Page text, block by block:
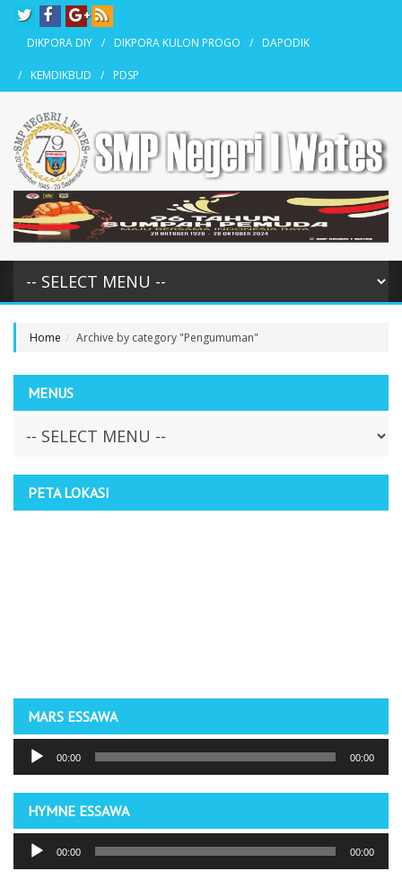
DIKPORA DIY DIKPORA KULON PROGO DAPODIK
KEMDIKBUD PDSP
Home Archive by category "Pengumuman"
MENUS
PETA LOKASI
MARS ESSAWA
Pemutar
Audio
00:00 00:00
HYMNE ESSAWA
Pemutar
Audio
00:00 00:00